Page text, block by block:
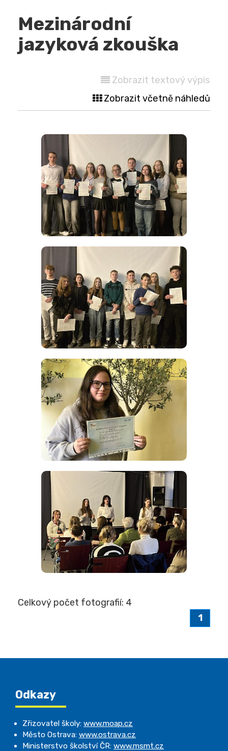
Mezinárodní
jazyková zkouška
Zobrazit textový výpis
Zobrazit včetně náhledů
Celkový počet fotografií: 4
1
Odkazy
Zřizovatel školy: www.moap.cz
Město Ostrava: www.ostrava.cz
Ministerstvo školství ČR: www.msmt.cz